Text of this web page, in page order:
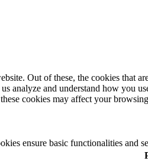
Out of these, the cookies that
analyze and understand how you
cookies may affect your
ensure basic functionalities and